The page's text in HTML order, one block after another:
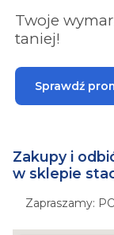
Twoje
taniej!
Sprawdź
Zakupy i
w sklepie
Zapraszamy: